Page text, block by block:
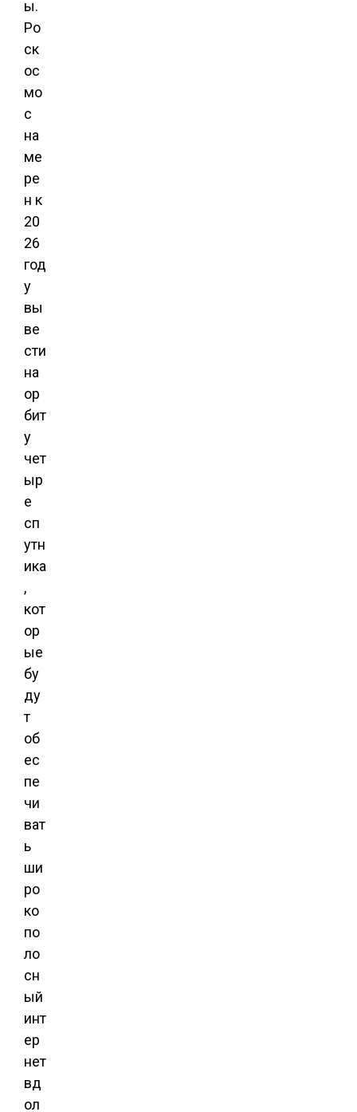
ы.
Ро
ск
ос
мо
с
на
ме
ре
н к
20
26
год
у
вы
ве
сти
на
ор
бит
у
чет
ыр
е
сп
утн
ика
,
кот
ор
ые
бу
ду
т
об
ес
пе
чи
ват
ь
ши
ро
ко
по
ло
сн
ый
инт
ер
нет
вд
ол